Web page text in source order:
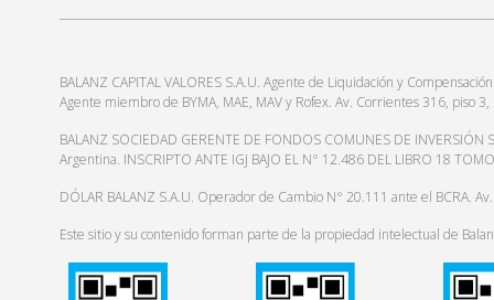
BALANZ CAPITAL VALORES S.A.U. Agente de Liquidación y
Agente miembro de BYMA, MAE, MAV y Rofex. Av. Corrientes 316, piso
BALANZ SOCIEDAD GERENTE DE FONDOS COMUNES DE
Argentina. INSCRIPTO ANTE IGJ BAJO EL N° 12.486 DEL LIBRO 18
DÓLAR BALANZ S.A.U. Operador de Cambio N° 20.111 ante el BCRA.
Este sitio y su contenido forman parte de la propiedad intelectual de